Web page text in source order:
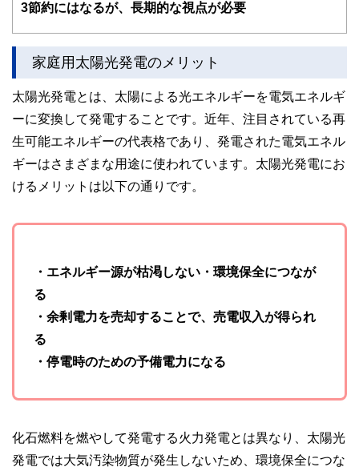
ドバイザー、DCプランナー、公認会計士、社会保険労務
士、行政書士、投資アナリスト、キャリアコンサルタントな
かしく感じられる年金や税金、相続、保険、ローンなどの話
をわかりやすく発信している点です。
このように編集経験豊富なメンバーと金融や経済に精通した
やすさはもちろんのこと、読み応えのあるコンテンツと確か
な情報発信を実現しています。
コンシェルジュを目指します。
3節約にはなるが、長期的な視点が必要
家庭用太陽光発電のメリット
太陽光発電とは、太陽による光エネルギーを電気エネルギ
ーに変換して発電することです。近年、注目されている再
生可能エネルギーの代表格であり、発電された電気エネル
ギーはさまざまな用途に使われています。太陽光発電にお
けるメリットは以下の通りです。
・エネルギー源が枯渇しない・環境保全につなが
る
・余剰電力を売却することで、売電収入が得られ
る
・停電時のための予備電力になる
化石燃料を燃やして発電する火力発電とは異なり、太陽光
発電では大気汚染物質が発生しないため、環境保全につな